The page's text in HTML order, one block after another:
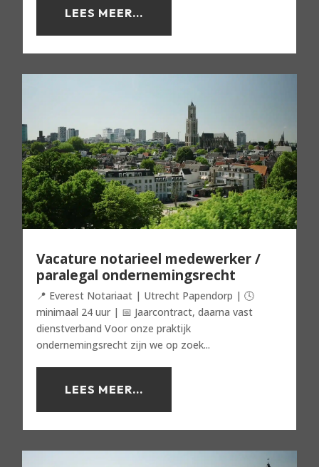
LEES MEER...
Vacature notarieel medewerker /
paralegal ondernemingsrecht
📍 Everest Notariaat | Utrecht Papendorp | 🕓
minimaal 24 uur | 📅 Jaarcontract, daarna vast
dienstverband Voor onze praktijk
ondernemingsrecht zijn we op zoek...
LEES MEER...